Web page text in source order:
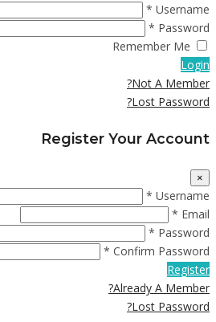
Username *
Password *
Remember Me
Login
Not A Member?
Lost Password?
Register Your Account
×
Username *
Email *
Password *
Confirm Password *
Register
Already A Member?
Lost Password?